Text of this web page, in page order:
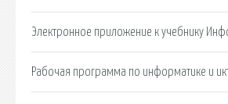
Электронное приложение к учебнику
Рабочая программа по информатике и